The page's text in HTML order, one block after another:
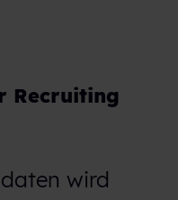
Recruiting
wird